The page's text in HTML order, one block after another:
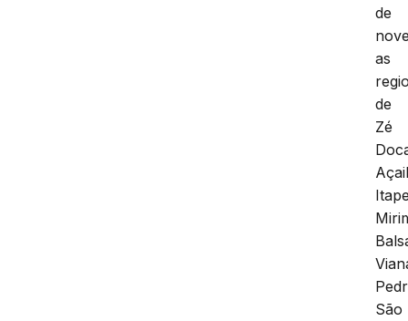
de
as
de
Zé
São